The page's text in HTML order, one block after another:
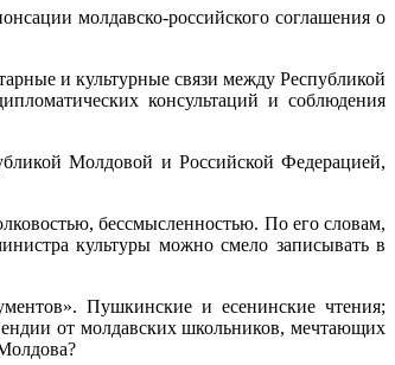
молдавско-российского соглашения о
и культурные связи между Республикой
консультаций и соблюдения
Молдовой и Российской Федерацией,
бессмысленностью. По его словам,
культуры можно смело записывать в
Пушкинские и есенинские чтения;
от молдавских школьников, мечтающих